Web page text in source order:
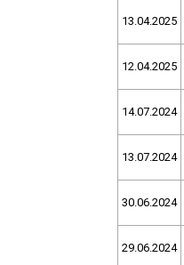
13.04.2025
12.04.2025
14.07.2024
13.07.2024
30.06.2024
29.06.2024